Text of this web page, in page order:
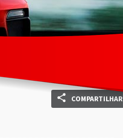
COMPARTILHAR